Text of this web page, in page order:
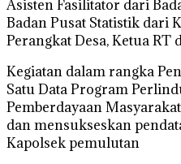
Asisten Fasilitator dari
Badan Pusat Statistik dari
Perangkat Desa, Ketua RT
Kegiatan dalam rangka
Satu Data Program
Pemberdayaan
dan mensukseskan
Kapolsek pemulutan